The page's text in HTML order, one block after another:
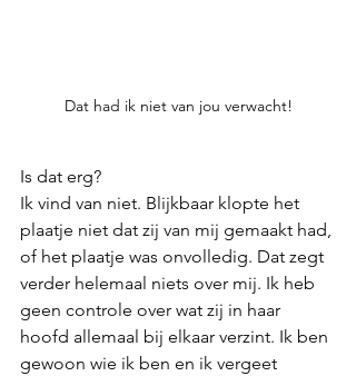
Dat had ik niet van jou verwacht!
Is dat erg?
Ik vind van niet. Blijkbaar klopte het
plaatje niet dat zij van mij gemaakt had,
of het plaatje was onvolledig. Dat zegt
verder helemaal niets over mij. Ik heb
geen controle over wat zij in haar
hoofd allemaal bij elkaar verzint. Ik ben
gewoon wie ik ben en ik vergeet